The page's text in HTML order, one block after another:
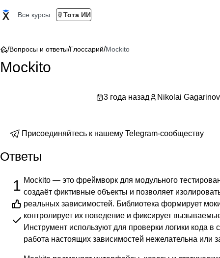
Все курсы Тота ИИ
/Вопросы и ответы/Глоссарий/Mockito
Mockito
3 года назад Nikolai Gagarinov
Присоединяйтесь к нашему Telegram-сообществу
Ответы
1 Mockito — это фреймворк для модульного
создаёт фиктивные объекты и позволяет
реальных зависимостей. Библиотека формирует
контролирует их поведение и фиксирует
Инструмент используют для проверки логики кода в
работа настоящих зависимостей нежелательна или